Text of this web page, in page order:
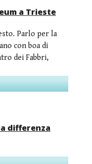
a Trieste
differenza